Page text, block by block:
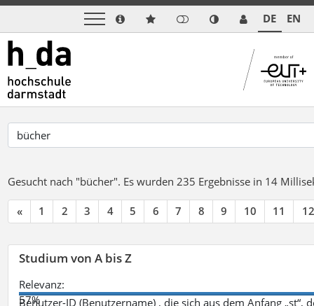
DE EN
Gesucht nach "bücher". Es wurden 235 Ergebnisse in 14
« 1 2 3 4 5 6 7 8 9 10 11 12
Studium von A bis Z
Relevanz:
57%
Benutzer-ID (Benutzername) , die sich aus dem Anfang „st“,